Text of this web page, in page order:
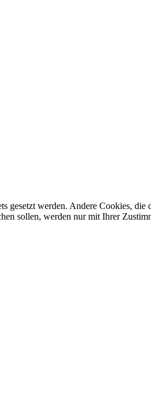
gesetzt werden. Andere Cookies,
sollen, werden nur mit Ihrer